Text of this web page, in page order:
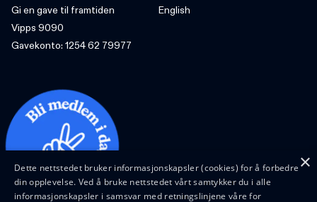
Gi en gave til framtiden
Vipps 9090
Gavekonto: 1254 62 79977
English
×
Dette nettstedet bruker informasjonskapsler (cookies) for å forbedre
din opplevelse. Ved å bruke nettstedet vårt samtykker du i alle
informasjonskapsler i samsvar med retningslinjene våre for